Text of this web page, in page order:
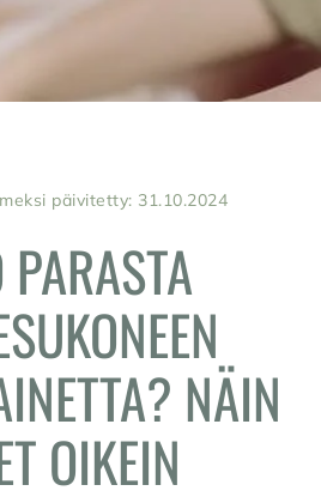
päivitetty: 31.10.2024
NÄIN
OIKEIN